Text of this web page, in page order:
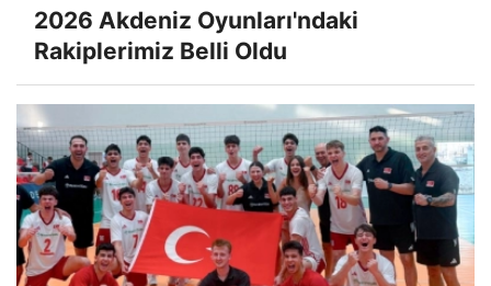
2026 Akdeniz Oyunları'ndaki
Rakiplerimiz Belli Oldu